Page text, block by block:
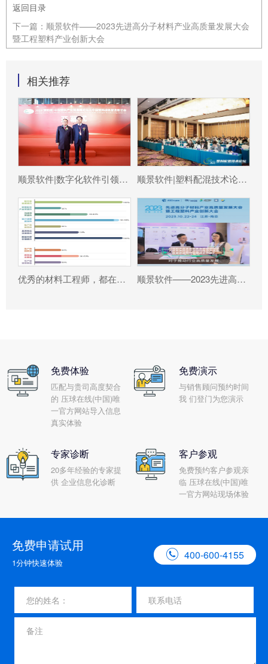
返回目录
下一篇： 顺景软件——2023先进高分子材料产业高质量发展大会
暨工程塑料产业创新大会
相关推荐
顺景软件|数字化软件引领新材料产业绿色智造新篇章 顺景软件|塑料配混技术论坛上展示数字化的力量
优秀的材料工程师，都在跟这个新朋友打交道! 顺景软件——2023先进高分子材料产业高质量发展大会暨工程塑料产业创新大会
免费体验
匹配与贵司高度契合
的 压球在线(中国)唯
一官方网站导入信息
真实体验
免费演示
与销售顾问预约时间
我 们登门为您演示
专家诊断
20多年经验的专家提
供 企业信息化诊断
客户参观
免费预约客户参观亲
临 压球在线(中国)唯
一官方网站现场体验
免费申请试用
1分钟快速体验
 400-600-4155